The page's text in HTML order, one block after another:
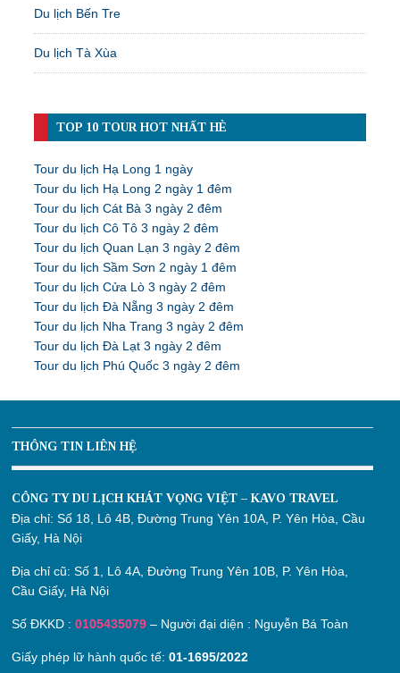
Du lịch Bến Tre
Du lịch Tà Xùa
TOP 10 TOUR HOT NHẤT HÈ
Tour du lịch Hạ Long 1 ngày
Tour du lịch Hạ Long 2 ngày 1 đêm
Tour du lịch Cát Bà 3 ngày 2 đêm
Tour du lịch Cô Tô 3 ngày 2 đêm
Tour du lịch Quan Lạn 3 ngày 2 đêm
Tour du lịch Sầm Sơn 2 ngày 1 đêm
Tour du lịch Cửa Lò 3 ngày 2 đêm
Tour du lịch Đà Nẵng 3 ngày 2 đêm
Tour du lịch Nha Trang 3 ngày 2 đêm
Tour du lịch Đà Lạt 3 ngày 2 đêm
Tour du lịch Phú Quốc 3 ngày 2 đêm
THÔNG TIN LIÊN HỆ
CÔNG TY DU LỊCH KHÁT VỌNG VIỆT – KAVO TRAVEL
Địa chỉ:Số 18, Lô 4B, Đường Trung Yên 10A, P. Yên Hòa, Cầu
Giấy, Hà Nội
Địa chỉ cũ:Số 1, Lô 4A, Đường Trung Yên 10B, P. Yên Hòa,
Cầu Giấy, Hà Nội
Số ĐKKD :0105435079 – Người đại diện : Nguyễn Bá Toàn
Giấy phép lữ hành quốc tế:01-1695/2022